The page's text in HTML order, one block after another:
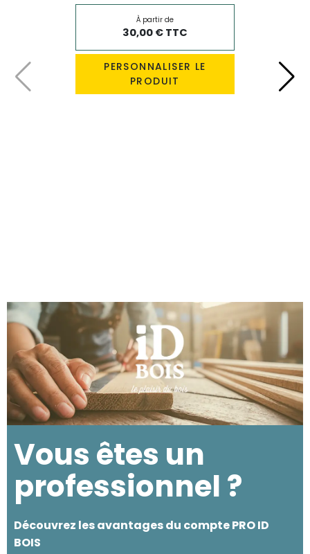
À partir de
30,00 € TTC
PERSONNALISER LE
PRODUIT
Précédent
Vous êtes un
professionnel ?
Découvrez les avantages du compte PRO ID
BOIS